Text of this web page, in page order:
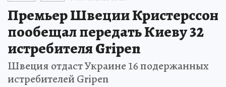
Премьер Швеции Кристерссон
пообещал передать Киеву 32
истребителя Gripen
Швеция отдаст Украине 16 подержанных
истребителей Gripen